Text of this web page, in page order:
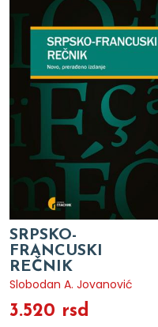
SRPSKO-
FRANCUSKI
REČNIK
Slobodan A. Jovanović
3.520 rsd